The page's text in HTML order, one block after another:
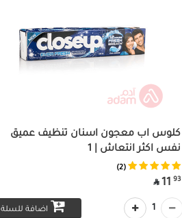
كلوس اب معجون اسنان تنظيف عميق
نفس اكثر انتعاش | 1
(2)
93
11

اضافة للسلة 1